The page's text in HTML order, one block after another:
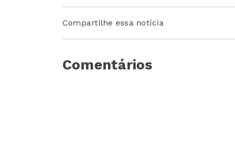
Compartilhe essa notícia
Comentários